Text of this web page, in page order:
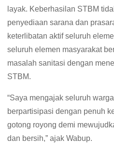
layak. Keberhasilan STBM
penyediaan sarana dan
keterlibatan aktif seluruh
seluruh elemen masyarakat
masalah sanitasi dengan
STBM.
“Saya mengajak seluruh
berpartisipasi dengan penuh
gotong royong demi
dan bersih,” ajak Wabup.